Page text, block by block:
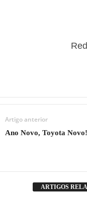
Artigo anterior
Ano Novo, Toyota Novo!
ARTIGOS